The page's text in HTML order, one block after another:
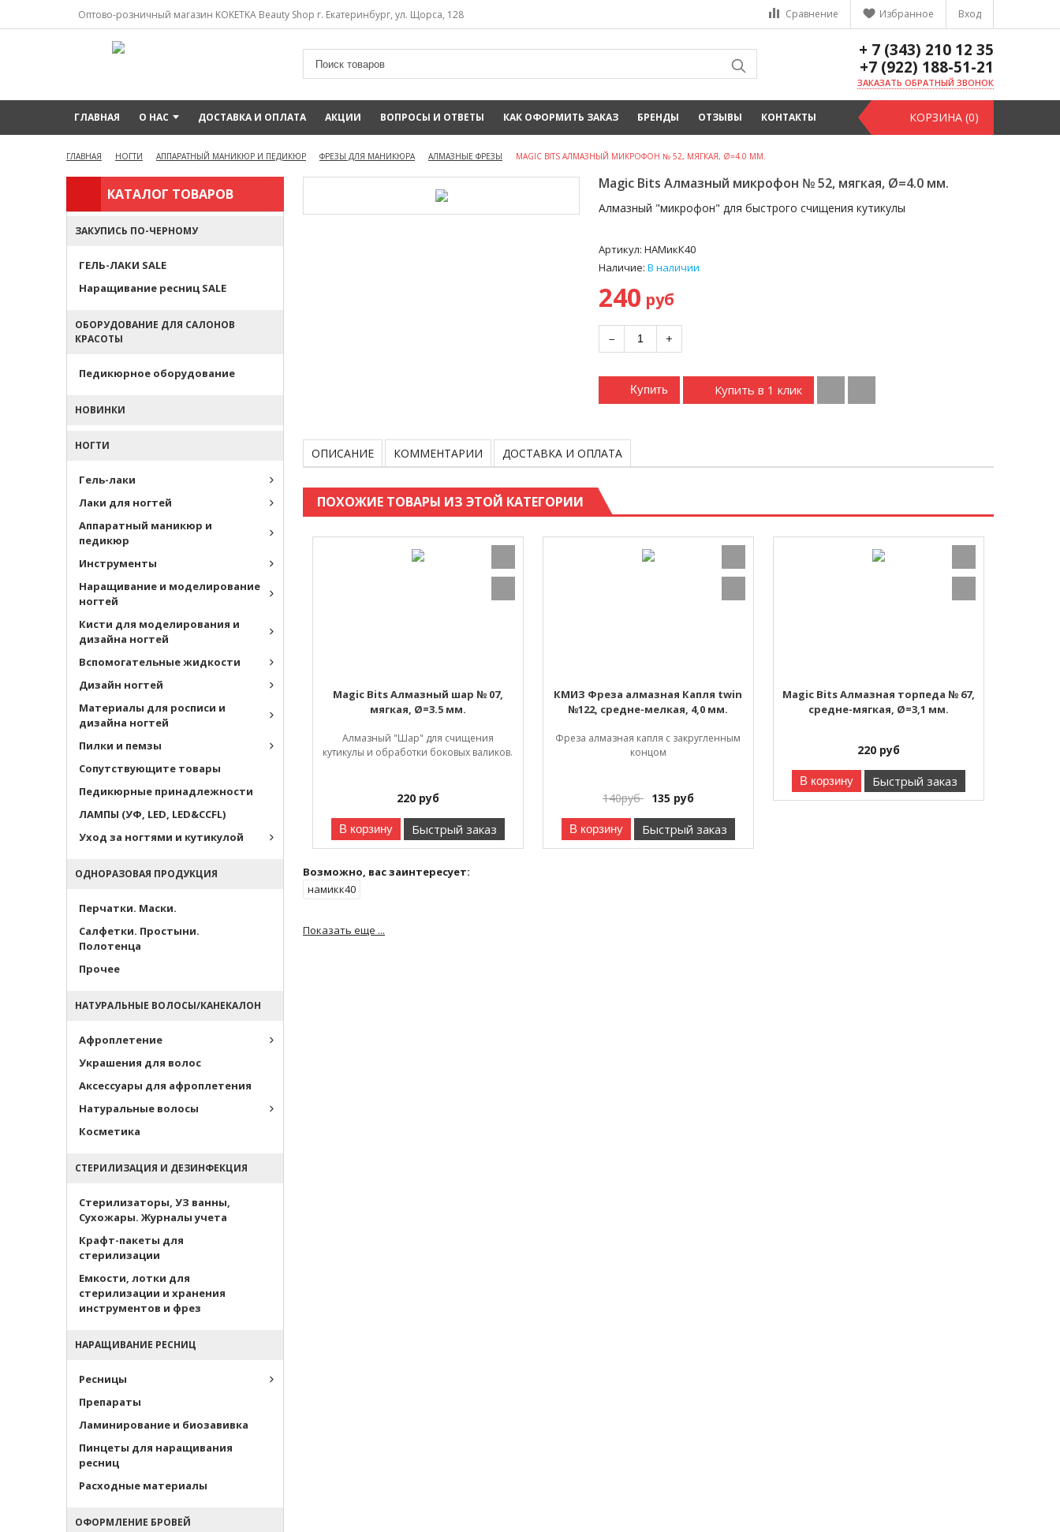
Оптово-розничный магазин KOKETKA Beauty Shop г. Екатеринбург, ул. Щорса, 128 Вход
Избранное
Сравнение
+ 7 (343) 210 12 35
+7 (922) 188-51-21
ЗАКАЗАТЬ ОБРАТНЫЙ ЗВОНОК
ГЛАВНАЯ О НАС ДОСТАВКА И ОПЛАТА АКЦИИ ВОПРОСЫ И ОТВЕТЫ КАК ОФОРМИТЬ ЗАКАЗ БРЕНДЫ ОТЗЫВЫ КОНТАКТЫ КОРЗИНА (0)
ГЛАВНАЯ НОГТИ АППАРАТНЫЙ МАНИКЮР И ПЕДИКЮР ФРЕЗЫ ДЛЯ МАНИКЮРА АЛМАЗНЫЕ ФРЕЗЫ MAGIC BITS АЛМАЗНЫЙ МИКРОФОН № 52, МЯГКАЯ, Ø=4.0 ММ.
КАТАЛОГ ТОВАРОВ
ЗАКУПИСЬ ПО-ЧЕРНОМУ
ГЕЛЬ-ЛАКИ SALE
Наращивание ресниц SALE
ОБОРУДОВАНИЕ ДЛЯ САЛОНОВ
КРАСОТЫ
Педикюрное оборудование
НОВИНКИ
НОГТИ
Гель-лаки
Лаки для ногтей
Аппаратный маникюр и
педикюр
Инструменты
Наращивание и моделирование
ногтей
Кисти для моделирования и
дизайна ногтей
Вспомогательные жидкости
Дизайн ногтей
Материалы для росписи и
дизайна ногтей
Пилки и пемзы
Сопутствующите товары
Педикюрные принадлежности
ЛАМПЫ (УФ, LED, LED&CCFL)
Уход за ногтями и кутикулой
ОДНОРАЗОВАЯ ПРОДУКЦИЯ
Перчатки. Маски.
Салфетки. Простыни.
Полотенца
Прочее
НАТУРАЛЬНЫЕ ВОЛОСЫ/КАНЕКАЛОН
Афроплетение
Украшения для волос
Аксессуары для афроплетения
Натуральные волосы
Косметика
СТЕРИЛИЗАЦИЯ И ДЕЗИНФЕКЦИЯ
Стерилизаторы, УЗ ванны,
Сухожары. Журналы учета
Крафт-пакеты для
стерилизации
Емкости, лотки для
стерилизации и хранения
инструментов и фрез
НАРАЩИВАНИЕ РЕСНИЦ
Ресницы
Препараты
Ламинирование и биозавивка
Пинцеты для наращивания
ресниц
Расходные материалы
ОФОРМЛЕНИЕ БРОВЕЙ
Magic Bits Алмазный микрофон № 52, мягкая, Ø=4.0 мм.
Алмазный "микрофон" для быстрого счищения кутикулы
Артикул: НАМикК40
Наличие: В наличии
240 руб
− +
Купить Купить в 1 клик
ОПИСАНИЕ КОММЕНТАРИИ ДОСТАВКА И ОПЛАТА
ПОХОЖИЕ ТОВАРЫ ИЗ ЭТОЙ КАТЕГОРИИ
Magic Bits Алмазный шар № 07,
мягкая, Ø=3.5 мм.
Алмазный "Шар" для счищения
кутикулы и обработки боковых валиков.
220руб
В корзину Быстрый заказ
КМИЗ Фреза алмазная Капля twin
№122, средне-мелкая, 4,0 мм.
Фреза алмазная капля с закругленным
концом
140руб 135 руб
В корзину Быстрый заказ
Magic Bits Алмазная торпеда № 67,
средне-мягкая, Ø=3,1 мм.
220руб
В корзину Быстрый заказ
Возможно, вас заинтересует:
Показать еще ...
намикк40